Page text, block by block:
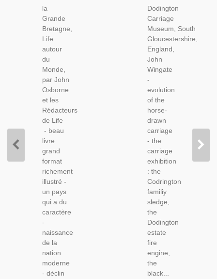
Autour
Du
Monde,
John
Osborne,
1961 -
Angleterre,
Histoire
Grande
Bretagne,
Beaux
Livres,
la
Grande
Bretagne,
Life
autour
du
Monde,
par John
Osborne
et les
Rédacteurs
de Life
- beau
livre
grand
format
richement
illustré -
un pays
qui a du
caractère
-
naissance
de la
nation
moderne
- déclin
Gloucestershire,
England,
John
Wingate,
1973 -
Transports
Diligences,
Chevaux,
Musée
Angleterre
Dodington
Carriage
Museum, South
Gloucestershire,
England,
John
Wingate
-
evolution
of the
horse-
drawn
carriage
- the
carriage
exhibition
: the
Codrington
familiy
sledge,
the
Dodington
estate
fire
engine,
the
black...